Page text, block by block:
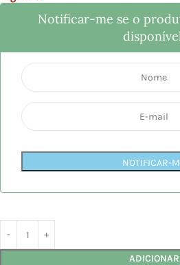
Notificar-me se o
NOTIFICAR-
ADICIONAR